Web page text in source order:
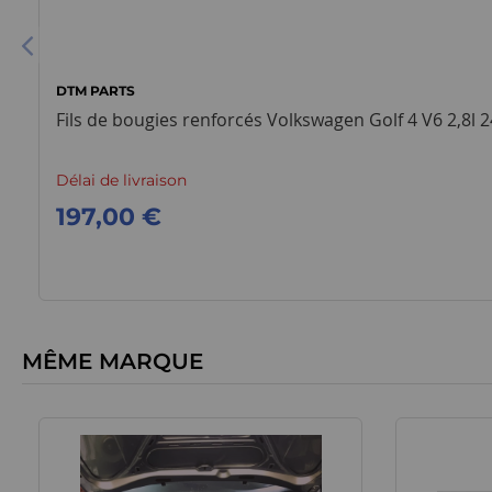
DTM PARTS
Fils de bougies renforcés Volkswagen Golf 4 V6 2,8l
Délai de livraison
197,00 €
MÊME MARQUE